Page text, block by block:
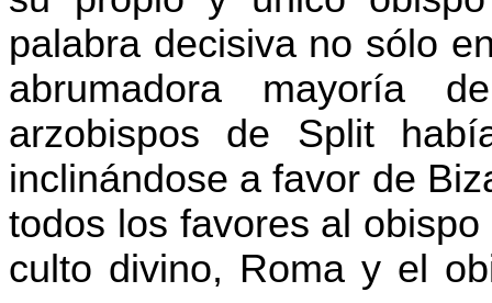
palabra decisiva no sólo
abrumadora mayoría
arzobispos de Split
inclinándose a favor de
todos los favores al
culto divino, Roma y el